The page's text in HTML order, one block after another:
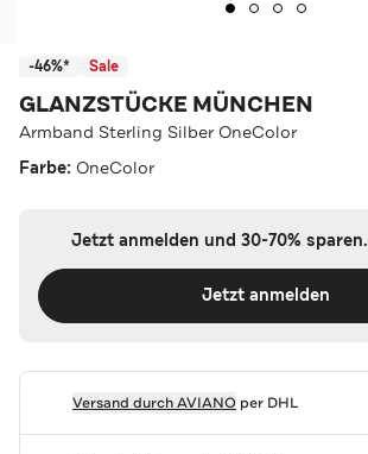
-46%* Sale
GLANZSTÜCKE MÜNCHEN
Armband Sterling Silber OneColor
Farbe: OneColor
Jetzt anmelden und 30-70% sparen.
Jetzt anmelden
Versand durchAVIANOper DHL